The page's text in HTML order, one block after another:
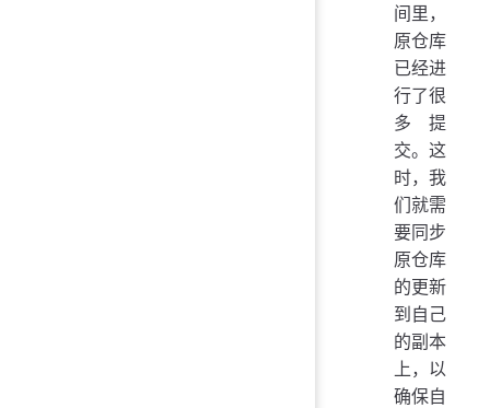
间里，
原仓库
已经进
行了很
多提
交。这
时，我
们就需
要同步
原仓库
的更新
到自己
的副本
上，以
确保自